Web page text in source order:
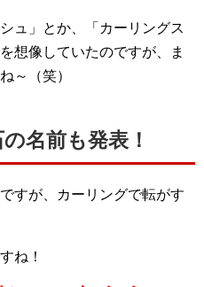
ュ」とか、「カーリングス
想像していたのですが、ま
～（笑）
名前も発表！
すが、カーリングで転がす
ね！